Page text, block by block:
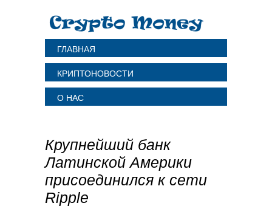
ГЛАВНАЯ
КРИПТОНОВОСТИ
О НАС
Крупнейший банк
Латинской Америки
присоединился к сети
Ripple